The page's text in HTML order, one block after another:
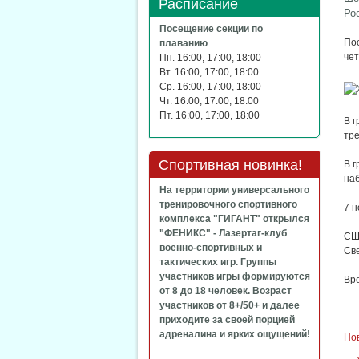
В
В
7
Расписание
Посещение секции по
плаванию
Пн. 16:00, 17:00, 18:00
Вт. 16:00, 17:00, 18:00
Ср. 16:00, 17:00, 18:00
Чт. 16:00, 17:00, 18:00
Пт. 16:00, 17:00, 18:00
Спортивная новинка!
На территории универсального
тренировочного спортивного
комплекса "ГИГАНТ" открылся
"ФЕНИКС" - Лазертаг-клуб
военно-спортивных и
тактических игр. Группы
участников игры формируются
от 8 до 18 человек. Возраст
участников от 8+/50+ и далее
приходите за своей порцией
адреналина и ярких ощущений!